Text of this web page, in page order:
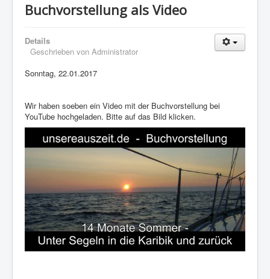
Über uns
Impressum
Datenschutz
Buchvorstellung als Video
Details
Geschrieben von Administrator
Sonntag, 22.01.2017
Wir haben soeben ein Video mit der Buchvorstellung bei
YouTube hochgeladen. Bitte auf das Bild klicken.